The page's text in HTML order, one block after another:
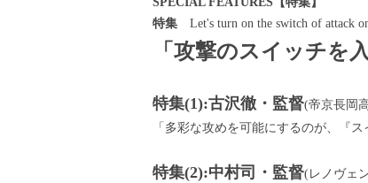
特集 Let's turn on the switch of attack
「攻撃のスイッチを
特集(1):古沢徹・監督(帝京長岡
「多彩な攻めを可能にするのが、『
特集(2):中村司・監督(レノヴェ